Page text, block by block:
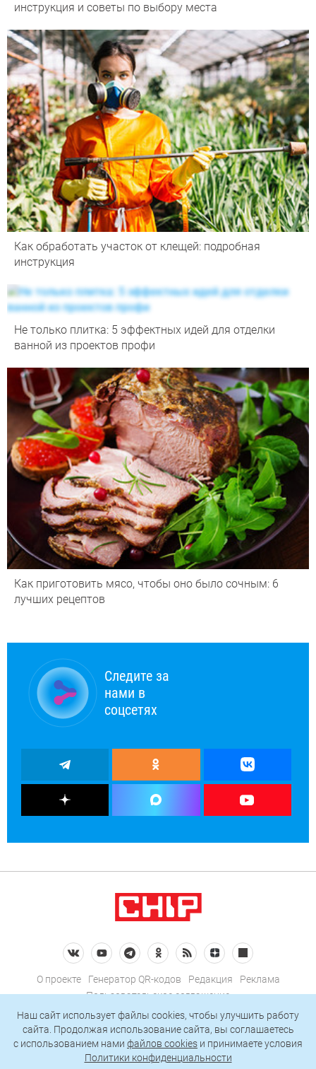
инструкция и советы по выбору места
Как обработать участок от клещей: подробная
инструкция
Не только плитка: 5 эффектных идей для отделки
ванной из проектов профи
Как приготовить мясо, чтобы оно было сочным: 6
лучших рецептов
Следите за
нами в
соцсетях
О проекте Генератор QR-кодов Редакция
Реклама
Пользовательское соглашение
Политика конфиденциальности
Подписаться на рассылку
Наш сайт использует файлы cookies, чтобы улучшить работу
сайта. Продолжая использование сайта, вы соглашаетесь
c использованием нами файлов cookies и принимаете условия
Политики конфиденциальности